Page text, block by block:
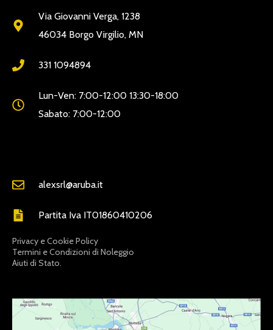
Via Giovanni Verga, 1238
46034 Borgo Virgilio, MN
331 1094894
Lun-Ven: 7:00-12:00 13:30-18:00
Sabato: 7:00-12:00
alexsrl@aruba.it
Partita Iva IT01860410206
Privacy e Cookie Policy
Termini e Condizioni di Noleggio
Aiuti di Stato.